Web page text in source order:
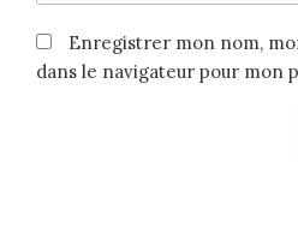
Enregistrer mon nom,
dans le navigateur pour mon